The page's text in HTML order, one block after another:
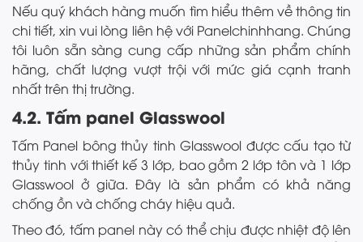
Nếu quý khách hàng muốn tìm hiểu thêm về thông tin
chi tiết, xin vui lòng liên hệ với Panelchinhhang. Chúng
tôi luôn sẵn sàng cung cấp những sản phẩm chính
hãng, chất lượng vượt trội với mức giá cạnh tranh
nhất trên thị trường.
4.2. Tấm panel Glasswool
Tấm Panel bông thủy tinh Glasswool được cấu tạo từ
thủy tinh với thiết kế 3 lớp, bao gồm 2 lớp tôn và 1 lớp
Glasswool ở giữa. Đây là sản phẩm có khả năng
chống ồn và chống cháy hiệu quả.
Theo đó, tấm panel này có thể chịu được nhiệt độ lên